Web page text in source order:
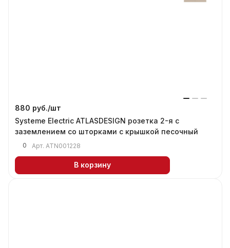
880 руб./шт
Systeme Electric ATLASDESIGN розетка 2-я с
заземлением со шторками с крышкой песочный
0 Арт. ATN001228
В корзину